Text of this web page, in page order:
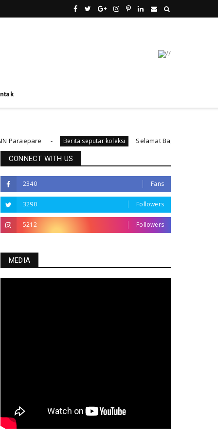
Berita seputar koleksi Selamat Bagi pemustaka??"Pedoman
CONNECT WITH US
2340 Fans
3290 Followers
5212 Followers
MEDIA